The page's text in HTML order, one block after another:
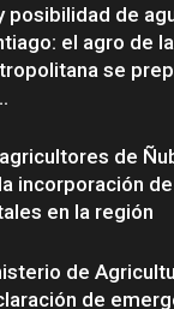
posibilidad de
el agro de
se
de
incorporación
en la región
de
de